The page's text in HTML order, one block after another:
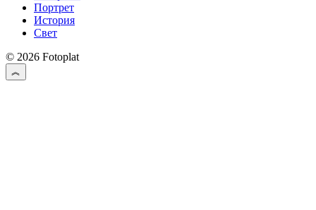
Портрет
История
Свет
© 2026 Fotoplat